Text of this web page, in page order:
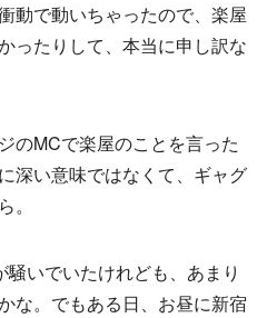
動で動いちゃったので、楽屋
ったりして、本当に申し訳な
のMCで楽屋のことを言った
深い意味ではなくて、ギャグ
いでいたけれども、あまり
な。でもある日、お昼に新宿